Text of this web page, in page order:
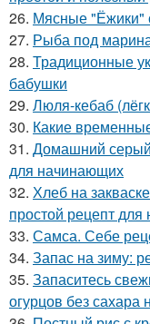
26. Мясные "Ёжики"
27. Рыба под
28. Традиционные
бабушки
29. Люля-кебаб
30. Какие
31. Домашний серый
для начинающих
32. Хлеб на
простой рецепт
33. Самса. Себе
34. Запас на зиму:
35. Запаситесь
огурцов без сахара